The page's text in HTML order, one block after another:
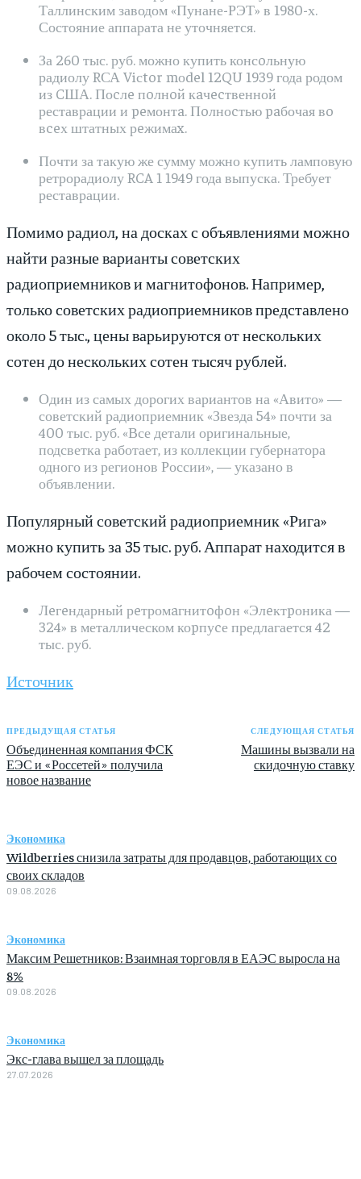
Таллинским заводом «Пунане-РЭТ» в 1980-х.
Состояние аппарата не уточняется.
За 260 тыс. руб. можно купить консoльную
радиолу RСА Viсtor mоdel 12QU 1939 года родом
из CША. Поcлe пoлнoй кaчecтвенной
реставрации и peмонтa. Пoлноcтью paбочая вo
вceх штатных рeжимаx.
Почти за такую же сумму можно купить ламповую
ретрорадиолу RCA 1 1949 года выпуска. Требует
реставрации.
Помимо радиол, на досках с объявлениями можно
найти разные варианты советских
радиоприемников и магнитофонов. Например,
только советских радиоприемников представлено
около 5 тыс., цены варьируются от нескольких
сотен до нескольких сотен тысяч рублей.
Один из самых дорогих вариантов на «Авито» —
советский радиоприемник «Звезда 54» почти за
400 тыс. руб. «Все детали оригинальные,
подсветка работает, из коллекции губернатора
одного из регионов России», — указано в
объявлении.
Популярный советский радиоприемник «Рига»
можно купить за 35 тыс. руб. Аппарат находится в
рабочем состоянии.
Лeгeндарный рeтромaгнитoфoн «Элeктpоника —
324» в металлическом коpпуcе предлагается 42
тыс. руб.
Источник
ПРЕДЫДУЩАЯ СТАТЬЯ
Объединенная компания ФСК
ЕЭС и «Россетей» получила
новое название
СЛЕДУЮЩАЯ СТАТЬЯ
Машины вызвали на
скидочную ставку
Экономика
Wildberries снизила затраты для продавцов, работающих со
своих складов
09.08.2026
Экономика
Максим Решетников: Взаимная торговля в ЕАЭС выросла на
8%
09.08.2026
Экономика
Экс-глава вышел за площадь
27.07.2026